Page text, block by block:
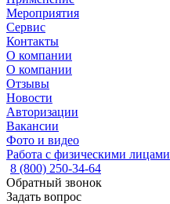
Мероприятия
Сервис
Контакты
О компании
О компании
Отзывы
Новости
Авторизации
Вакансии
Фото и видео
Работа с физическими лицами
8 (800) 250-34-64
Обратный звонок
Задать вопрос